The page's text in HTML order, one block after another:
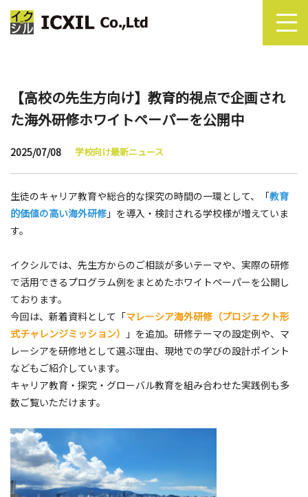
【高校の先生方向け】教育的視点で企画され
た海外研修ホワイトペーパーを公開中
2025/07/08 学校向け最新ニュース
生徒のキャリア教育や総合的な探究の時間の一環として、「教育
的価値の高い海外研修 」を導入・検討される学校様が増えていま
す。
イクシルでは、先生方からのご相談が多いテーマや、実際の研修
で活用できるプログラム例をまとめたホワイトペーパーを公開し
ております。
今回は、新着資料として「マレーシア海外研修（プロジェクト形
式チャレンジミッション）
」を追加。研修テーマの設定例や、マ
レーシアを研修地として選ぶ理由、現地での学びの設計ポイント
などもご紹介しています。
キャリア教育・探究・グローバル教育を組み合わせた実践例も多
数ご覧いただけます。